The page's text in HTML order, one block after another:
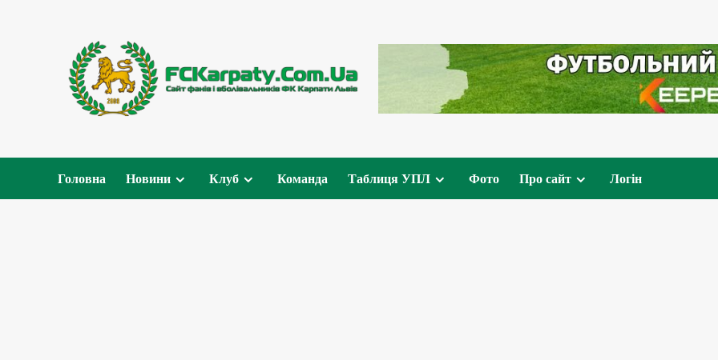
Головна Новини Клуб Команда Таблиця УПЛ Фото Про сайт Логін